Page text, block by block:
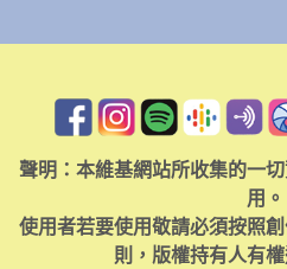
聲明：本維基網站所收集的一
用。
使用者若要使用敬請必須按照
則，版權持有人有